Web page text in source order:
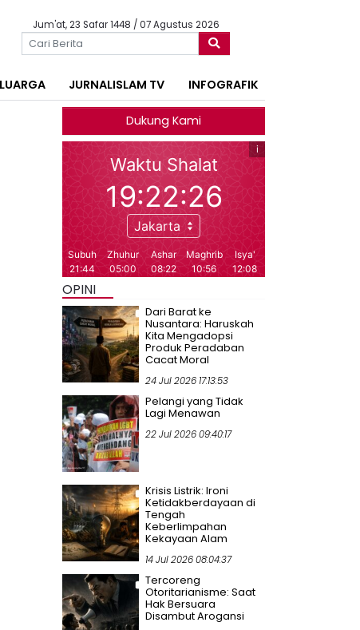
Jum'at, 23 Safar 1448 / 07 Agustus 2026
JURNALISLAM TV INFOGRAFIK
Dukung Kami
OPINI
Dari Barat ke
Nusantara: Haruskah
Kita Mengadopsi
Produk Peradaban
Cacat Moral
24 Jul 2026 17:13:53
Pelangi yang Tidak
Lagi Menawan
22 Jul 2026 09:40:17
Krisis Listrik: Ironi
Ketidakberdayaan di
Tengah
Keberlimpahan
Kekayaan Alam
14 Jul 2026 08:04:37
Tercoreng
Otoritarianisme: Saat
Hak Bersuara
Disambut Arogansi